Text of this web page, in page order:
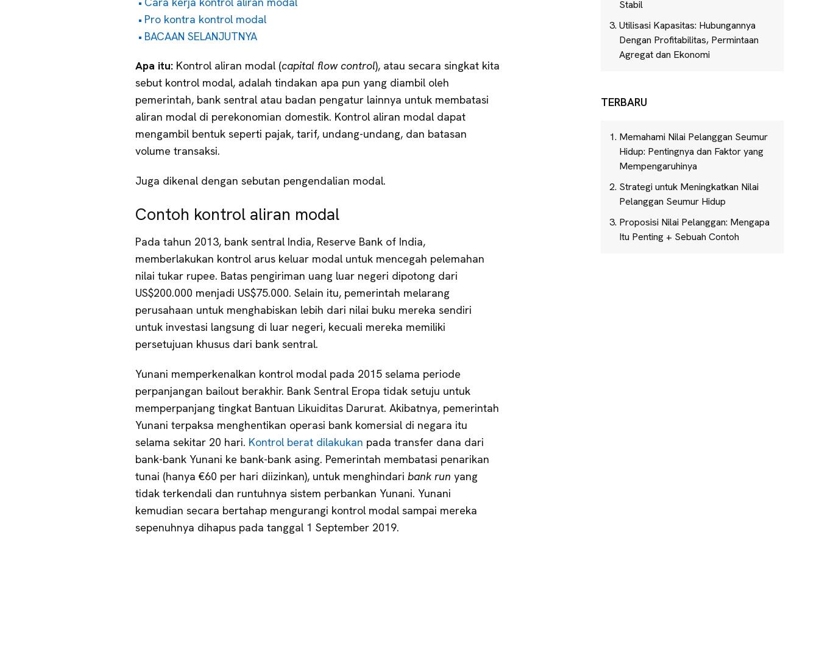
Pro kontra kontrol modal
BACAAN SELANJUTNYA
Apa itu: Kontrol aliran modal (capital flow control), atau secara singkat kita
sebut kontrol modal, adalah tindakan apa pun yang diambil oleh
pemerintah, bank sentral atau badan pengatur lainnya untuk membatasi
aliran modal di perekonomian domestik. Kontrol aliran modal dapat
mengambil bentuk seperti pajak, tarif, undang-undang, dan batasan
volume transaksi.
Juga dikenal dengan sebutan pengendalian modal.
Contoh kontrol aliran modal
Pada tahun 2013, bank sentral India, Reserve Bank of India,
memberlakukan kontrol arus keluar modal untuk mencegah pelemahan
nilai tukar rupee. Batas pengiriman uang luar negeri dipotong dari
US$200.000 menjadi US$75.000. Selain itu, pemerintah melarang
perusahaan untuk menghabiskan lebih dari nilai buku mereka sendiri
untuk investasi langsung di luar negeri, kecuali mereka memiliki
persetujuan khusus dari bank sentral.
Yunani memperkenalkan kontrol modal pada 2015 selama periode
perpanjangan bailout berakhir. Bank Sentral Eropa tidak setuju untuk
memperpanjang tingkat Bantuan Likuiditas Darurat. Akibatnya, pemerintah
Yunani terpaksa menghentikan operasi bank komersial di negara itu
selama sekitar 20 hari. Kontrol berat dilakukan pada transfer dana dari
bank-bank Yunani ke bank-bank asing. Pemerintah membatasi penarikan
tunai (hanya €60 per hari diizinkan), untuk menghindari bank run yang
tidak terkendali dan runtuhnya sistem perbankan Yunani. Yunani
kemudian secara bertahap mengurangi kontrol modal sampai mereka
sepenuhnya dihapus pada tanggal 1 September 2019.
Stabil
Utilisasi Kapasitas: Hubungannya
Dengan Profitabilitas, Permintaan
Agregat dan Ekonomi
TERBARU
Memahami Nilai Pelanggan Seumur
Hidup: Pentingnya dan Faktor yang
Mempengaruhinya
Strategi untuk Meningkatkan Nilai
Pelanggan Seumur Hidup
Proposisi Nilai Pelanggan: Mengapa
Itu Penting + Sebuah Contoh